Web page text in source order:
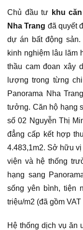
Chủ đầu tư khu
Nha Trang đã quyết
dự án bất động
kinh nghiệm lâu lăm
thầu cam đoan xây
lượng trong từng
Panorama Nha
tưởng. Căn hộ hạng
số 02 Nguyễn Thị
đẳng cấp kết hợp
4.483,1m2. Sở hữu
viện và hệ thống
hạng sang
sống yên bình, tiện
triệu/m2 (đã gồm
Hệ thống dịch vụ ăn